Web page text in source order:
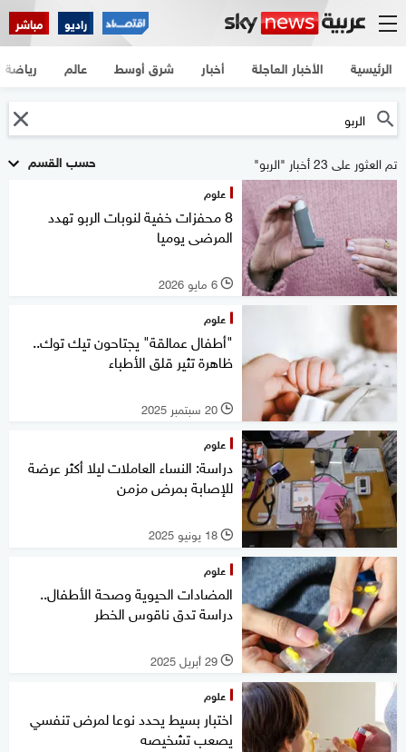
راديو مباشر
الرئيسية الأخبار العاجلة أخبار شرق أوسط عالم رياضة
حسب القسم تم العثور على 23 أخبار "الربو"
علوم
8 محفزات خفية لنوبات الربو تهدد
المرضى يوميا
l 6 مايو 2026
علوم
"أطفال عمالقة" يجتاحون تيك توك..
ظاهرة تثير قلق الأطباء
l 20 سبتمبر 2025
علوم
دراسة: النساء العاملات ليلا أكثر عرضة
للإصابة بمرض مزمن
l 18 يونيو 2025
علوم
المضادات الحيوية وصحة الأطفال..
دراسة تدق ناقوس الخطر
l 29 أبريل 2025
علوم
اختبار بسيط يحدد نوعا لمرض تنفسي
يصعب تشخيصه